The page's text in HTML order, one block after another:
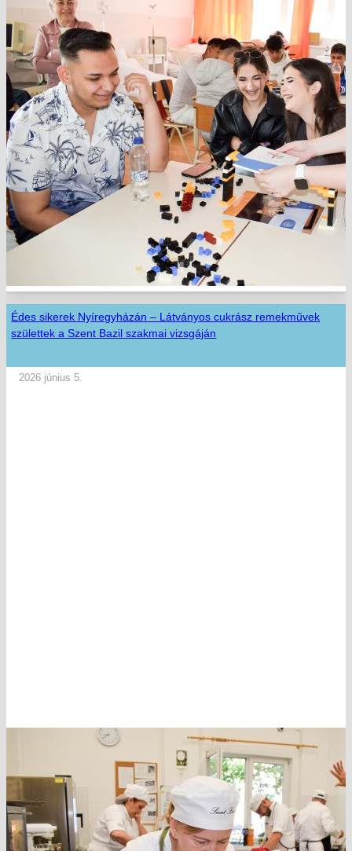
Édes sikerek Nyíregyházán – Látványos cukrász remekművek
születtek a Szent Bazil szakmai vizsgáján
2026 június 5.